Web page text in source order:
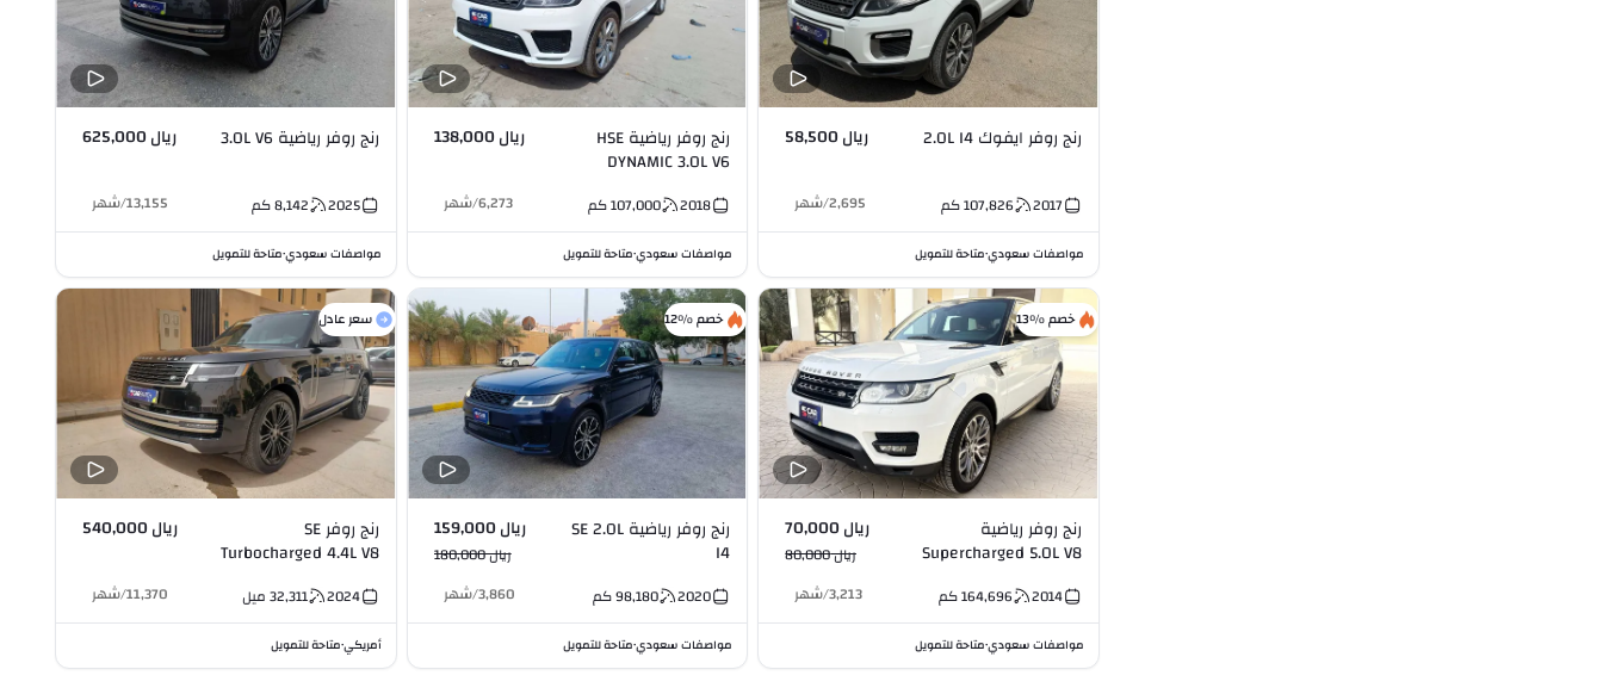
رنج روفر ايفوك 2.0L I4 ريال 58,500
2017
107,826كم 2,695
/شهر
مواصفات سعودي•متاحة للتمويل
رنج روفر رياضية HSE
DYNAMIC 3.0L V6
ريال 138,000
2018
107,000كم 6,273
/شهر
مواصفات سعودي•متاحة للتمويل
رنج روفر رياضية 3.0L V6 ريال 625,000
2025
8,142كم 13,155
/شهر
مواصفات سعودي•متاحة للتمويل
خصم %13
رنج روفر رياضية
Supercharged 5.0L V8
ريال 70,000
ريال 80,000
2014
164,696كم 3,213
/شهر
مواصفات سعودي•متاحة للتمويل
خصم %12
رنج روفر رياضية SE 2.0L
I4
ريال 159,000
ريال 180,000
2020
98,180كم 3,860
/شهر
مواصفات سعودي•متاحة للتمويل
سعر عادل
رنج روفر SE
Turbocharged 4.4L V8
ريال 540,000
2024
32,311ميل 11,370
/شهر
أمريكي•متاحة للتمويل